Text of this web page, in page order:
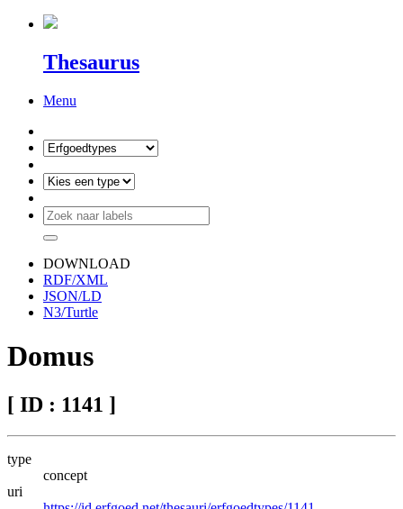
Thesaurus
Menu
DOWNLOAD
RDF/XML
JSON/LD
N3/Turtle
Domus
[ ID : 1141 ]
type
concept
uri